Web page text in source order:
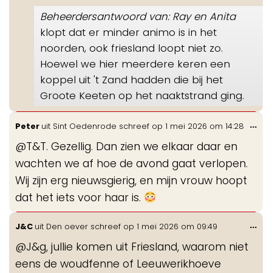
Beheerdersantwoord van: Ray en Anita
klopt dat er minder animo is in het
noorden, ook friesland loopt niet zo.
Hoewel we hier meerdere keren een
koppel uit 't Zand hadden die bij het
Groote Keeten op het naaktstrand ging.
Peter uit Sint Oedenrode schreef op 1 mei 2026 om 14:28
@T&T. Gezellig. Dan zien we elkaar daar en
wachten we af hoe de avond gaat verlopen.
Wij zijn erg nieuwsgierig, en mijn vrouw hoopt
dat het iets voor haar is.
...
J&C uit Den oever schreef op 1 mei 2026 om 09:49
@J&g, jullie komen uit Friesland, waarom niet
eens de woudfenne of Leeuwerikhoeve
...